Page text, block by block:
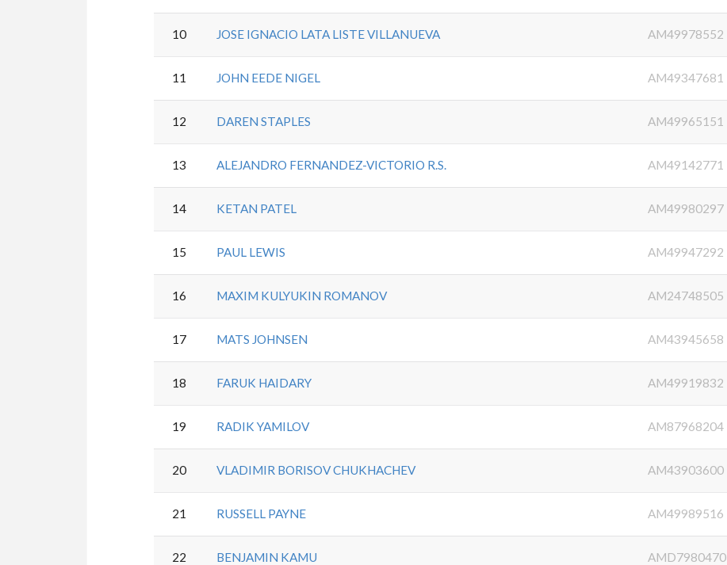
10 JOSE IGNACIO LATA LISTE VILLANUEVA AM49978552
11 JOHN EEDE NIGEL AM49347681
12 DAREN STAPLES AM49965151
13 ALEJANDRO FERNANDEZ-VICTORIO R.S. AM49142771
14 KETAN PATEL AM49980297
15 PAUL LEWIS AM49947292
16 MAXIM KULYUKIN ROMANOV AM24748505
17 MATS JOHNSEN AM43945658
18 FARUK HAIDARY AM49919832
19 RADIK YAMILOV AM87968204
20 VLADIMIR BORISOV CHUKHACHEV AM43903600
21 RUSSELL PAYNE AM49989516
22 BENJAMIN KAMU AMD7980470